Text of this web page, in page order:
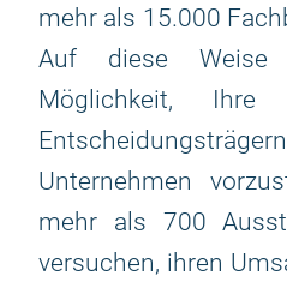
mehr als 15.000
Auf diese
Möglichkeit, Ihre
Unternehmen
mehr als 700
versuchen, ihren